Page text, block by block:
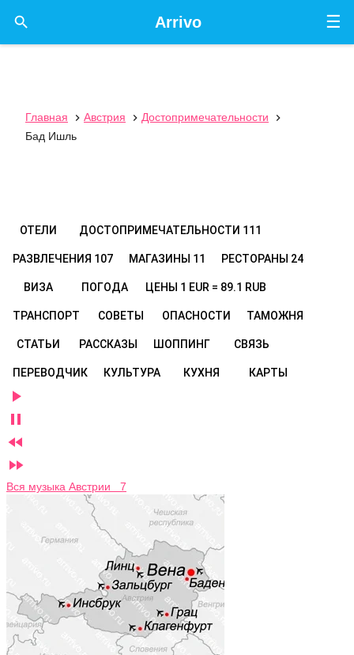
☰
Arrivo

Главная  Австрия  Достопримечательности

Бад Ишль
ОТЕЛИ ДОСТОПРИМЕЧАТЕЛЬНОСТИ 111
РАЗВЛЕЧЕНИЯ 107 МАГАЗИНЫ 11 РЕСТОРАНЫ 24
ВИЗА ПОГОДА ЦЕНЫ 1 EUR = 89.1 RUB
ТРАНСПОРТ СОВЕТЫ ОПАСНОСТИ ТАМОЖНЯ
СТАТЬИ РАССКАЗЫ ШОППИНГ СВЯЗЬ
ПЕРЕВОДЧИК КУЛЬТУРА КУХНЯ КАРТЫ




Вся музыка Австрии 7